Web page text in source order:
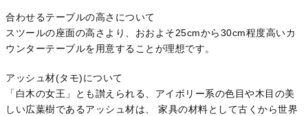
合わせるテーブルの高さについて
スツールの座面の高さより、おおよそ25cmから30cm程度高いカ
ウンターテーブルを用意することが理想です。
アッシュ材(タモ)について
「白木の女王」とも讃えられる、アイボリー系の色目や木目の美
しい広葉樹であるアッシュ材は、 家具の材料として古くから世界